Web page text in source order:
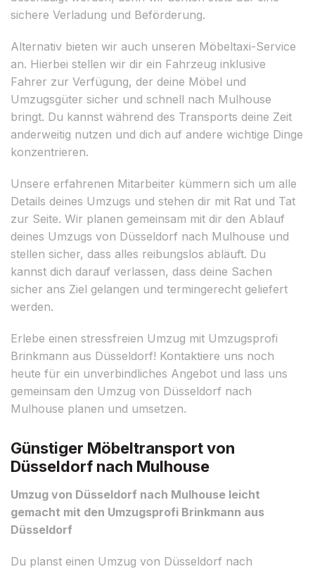
sichere Verladung und Beförderung.
Alternativ bieten wir auch unseren Möbeltaxi-Service
an. Hierbei stellen wir dir ein Fahrzeug inklusive
Fahrer zur Verfügung, der deine Möbel und
Umzugsgüter sicher und schnell nach Mulhouse
bringt. Du kannst während des Transports deine Zeit
anderweitig nutzen und dich auf andere wichtige Dinge
konzentrieren.
Unsere erfahrenen Mitarbeiter kümmern sich um alle
Details deines Umzugs und stehen dir mit Rat und Tat
zur Seite. Wir planen gemeinsam mit dir den Ablauf
deines Umzugs von Düsseldorf nach Mulhouse und
stellen sicher, dass alles reibungslos abläuft. Du
kannst dich darauf verlassen, dass deine Sachen
sicher ans Ziel gelangen und termingerecht geliefert
werden.
Erlebe einen stressfreien Umzug mit Umzugsprofi
Brinkmann aus Düsseldorf! Kontaktiere uns noch
heute für ein unverbindliches Angebot und lass uns
gemeinsam den Umzug von Düsseldorf nach
Mulhouse planen und umsetzen.
Günstiger Möbeltransport von
Düsseldorf nach Mulhouse
Umzug von Düsseldorf nach Mulhouse leicht
gemacht mit den Umzugsprofi Brinkmann aus
Düsseldorf
Du planst einen Umzug von Düsseldorf nach